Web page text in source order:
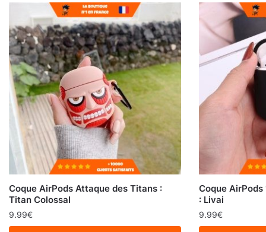
Coque AirPods Attaque des Titans :
Titan Colossal
9.99€
Coque
: Livai
9.99€